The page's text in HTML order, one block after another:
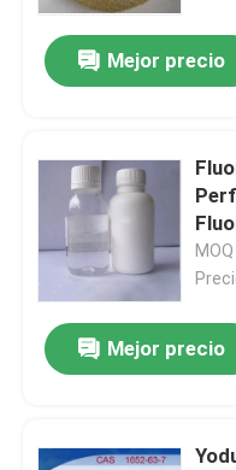
Mejor precio
Mejor precio